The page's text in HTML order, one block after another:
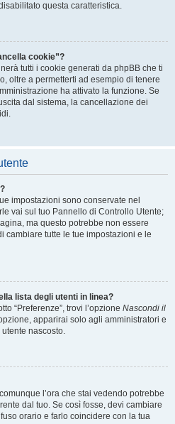
questa caratteristica.
cookie”?
tutti i cookie generati da phpBB che ti
oltre a permetterti ad esempio di tenere
ha attivato la funzione. Se
dal sistema, la cancellazione dei
impostazioni sono conservate nel
vai sul tuo Pannello di Controllo Utente;
ma questo potrebbe non essere
cambiare tutte le tue impostazioni e le
lista degli utenti in linea?
“Preferenze”, trovi l’opzione Nascondi il
apparirai solo agli amministratori e
nascosto.
l’ora che stai vedendo potrebbe
dal tuo. Se così fosse, devi cambiare
orario e farlo coincidere con la tua